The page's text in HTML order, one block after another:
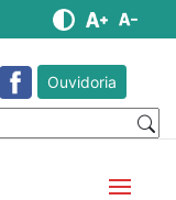
Ouvidoria